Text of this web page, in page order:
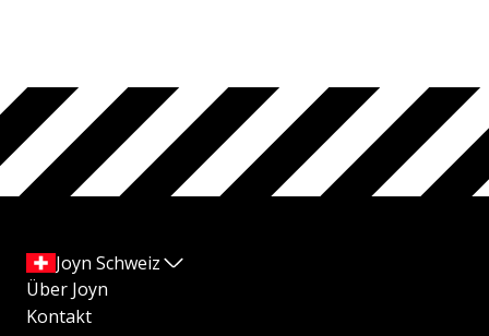
Joyn Schweiz
Über Joyn
Kontakt